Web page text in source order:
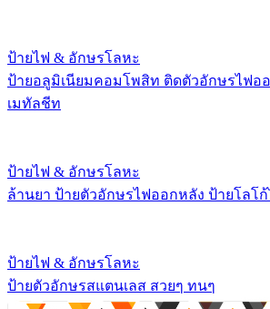
ป้ายไฟ & อักษรโลหะ
ป้ายอลูมิเนียมคอมโพสิท ติดตัวอักษรไฟอ
เมทัลชีท
ป้ายไฟ & อักษรโลหะ
ล้านยา ป้ายตัวอักษรไฟออกหลัง ป้ายโลโ
ป้ายไฟ & อักษรโลหะ
ป้ายตัวอักษรสแตนเลส สวยๆ ทนๆ